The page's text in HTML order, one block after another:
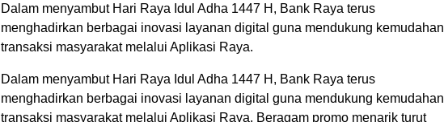
Dalam menyambut Hari Raya Idul Adha 1447 H, Bank Raya terus
menghadirkan berbagai inovasi layanan digital guna mendukung kemudahan
transaksi masyarakat melalui Aplikasi Raya.
Dalam menyambut Hari Raya Idul Adha 1447 H, Bank Raya terus
menghadirkan berbagai inovasi layanan digital guna mendukung kemudahan
transaksi masyarakat melalui Aplikasi Raya. Beragam promo menarik turut